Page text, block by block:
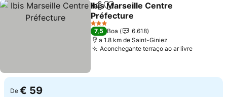
PartilharAdicionar aos favoritos
Ibis Marseille Centre
Préfecture
3 Estrelas
7,5 Boa
6.618
a 1.8 km de Saint-Giniez
Aconchegante terraço ao ar livre
De € 59